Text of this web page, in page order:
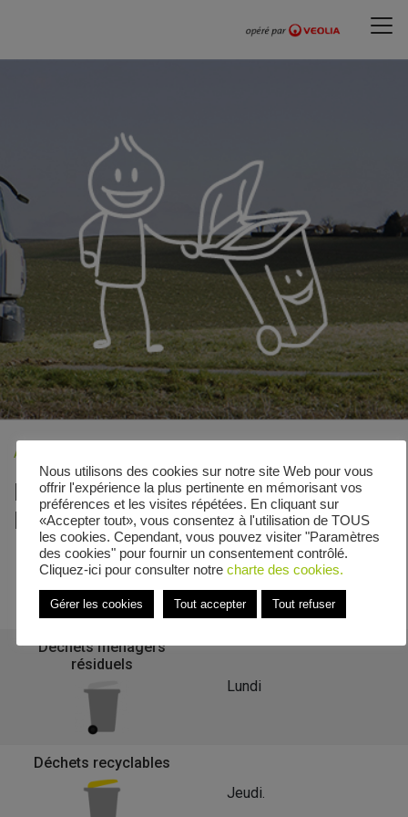
Accueil
Le calendrier de collecte de
Laronxe
Retour à la liste des communes
Déchets ménagers
résiduels
Lundi
Déchets recyclables
Jeudi.
Nous utilisons des cookies sur notre site Web pour vous
offrir l'expérience la plus pertinente en mémorisant vos
préférences et les visites répétées. En cliquant sur
«Accepter tout», vous consentez à l'utilisation de TOUS
les cookies. Cependant, vous pouvez visiter "Paramètres
des cookies" pour fournir un consentement contrôlé.
Cliquez-ici pour consulter notre charte des cookies.
Gérer les cookies Tout accepter Tout refuser